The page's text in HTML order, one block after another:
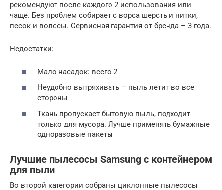
рекомендуют после каждого 2 использования или
чаще. Без проблем собирает с ворса шерсть и нитки,
песок и волосы. Сервисная гарантия от бренда – 3 года.
Недостатки:
Мало насадок: всего 2
Неудобно вытряхивать – пыль летит во все
стороны
Ткань пропускает бытовую пыль, подходит
только для мусора. Лучше применять бумажные
одноразовые пакеты
Лучшие пылесосы Samsung с контейнером
для пыли
Во второй категории собраны циклонные пылесосы